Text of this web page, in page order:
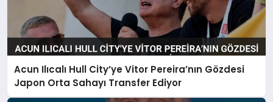
Acun Ilıcalı Hull City’ye Vitor Pereira’nın Gözdesi
Japon Orta Sahayı Transfer Ediyor